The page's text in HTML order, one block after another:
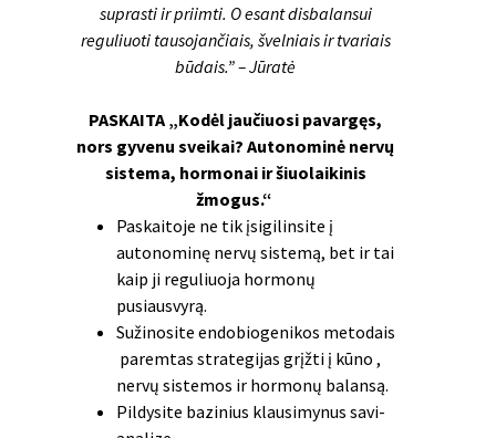
suprasti ir priimti. O esant disbalansui
reguliuoti tausojančiais, švelniais ir tvariais
būdais.” – Jūratė
PASKAITA „Kodėl jaučiuosi pavargęs,
nors gyvenu sveikai? Autonominė nervų
sistema, hormonai ir šiuolaikinis
žmogus.“
Paskaitoje ne tik įsigilinsite į
autonominę nervų sistemą, bet ir tai
kaip ji reguliuoja hormonų
pusiausvyrą.
Sužinosite endobiogenikos metodais
paremtas strategijas grįžti į kūno ,
nervų sistemos ir hormonų balansą.
Pildysite bazinius klausimynus savi-